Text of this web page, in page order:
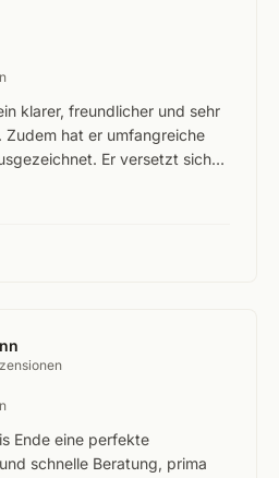
klarer, freundlicher und sehr
Zudem hat er umfangreiche
Er versetzt sich…
Ende eine perfekte
schnelle Beratung, prima